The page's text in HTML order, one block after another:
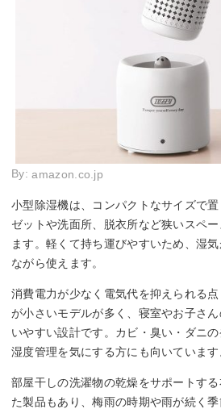
By:amazon.co.jp
小型除湿機は、コンパクトなサイズで
ゼットや洗面所、脱衣所など狭いスペ
ます。軽くて持ち運びやすいため、湿
ながら使えます。
消費電力が少なく電気代を抑えられる
が小さいモデルが多く、寝室やお子さ
いやすい設計です。カビ・臭い・ダニの
湿度管理を気にする方にも向いています
部屋干しの洗濯物の乾燥をサポートす
た製品もあり、梅雨の時期や雨が続く季